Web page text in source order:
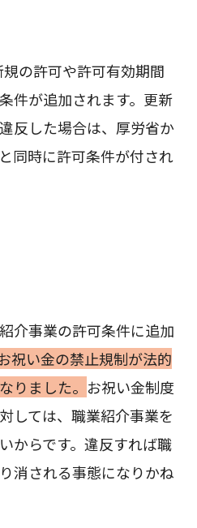
の許可や許可有効期間
件が追加されます。更新
反した場合は、厚労省か
同時に許可条件が付され
介事業の許可条件に追加
祝い金の禁止規制が法的
りました。 お祝い金制度
しては、職業紹介事業を
からです。違反すれば職
消される事態になりかね